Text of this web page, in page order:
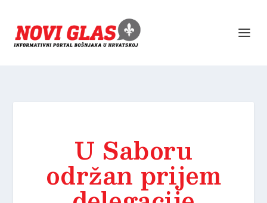
U Saboru
održan prijem